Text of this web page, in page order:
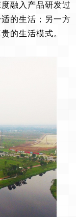
融入产品研发过
的生活；另一方
的生活模式。